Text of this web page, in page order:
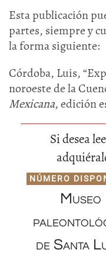
Esta publicación
partes, siempre y
la forma siguiente:
Córdoba, Luis,
noroeste de la
Mexicana, edición
Si desea
NÚMERO
Museo
de Santa